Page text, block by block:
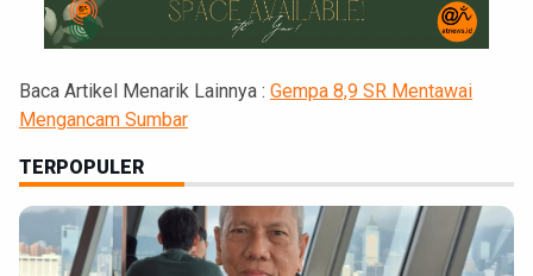
Baca Artikel Menarik Lainnya : Gempa 8,9 SR Mentawai
Mengancam Sumbar
TERPOPULER